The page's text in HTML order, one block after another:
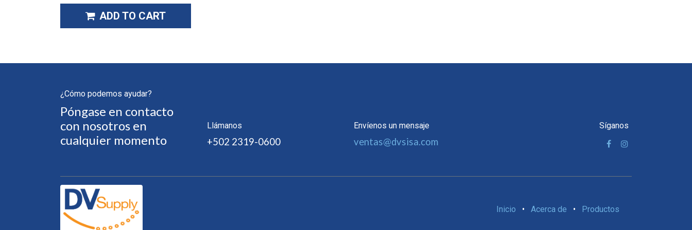
ADD TO CART
¿Cómo podemos ayudar?
Póngase en contacto
con nosotros en
cualquier momento
Llámanos
+502 2319-0600
Envíenos un mensaje
ventas@dvsisa.com
Síganos
Inicio • Acerca de • Productos